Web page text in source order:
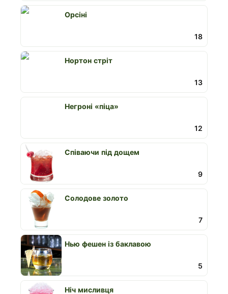
18
Орсіні
13
Нортон стріт
12
Негроні «піца»
9
Співаючи під дощем
7
Солодове золото
5
Нью фешен із баклавою
Ніч мисливця